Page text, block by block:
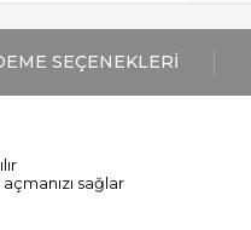
SEÇENEKLERI
sağlar